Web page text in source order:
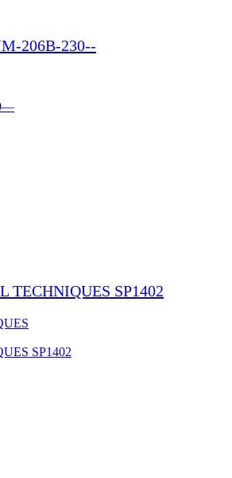
206B-230--
TECHNIQUES SP1402
SP1402